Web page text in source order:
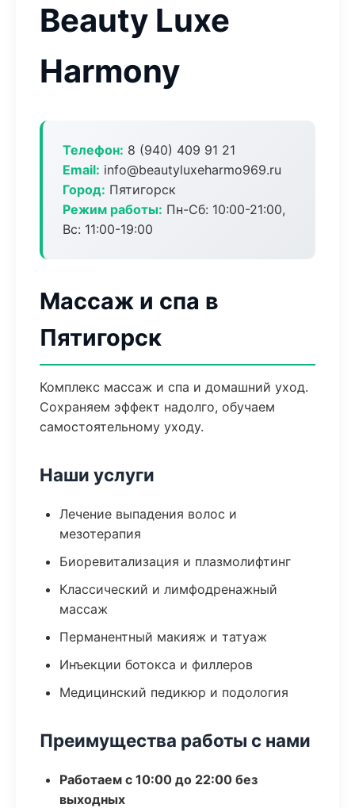
Beauty Luxe
Harmony
Телефон: 8 (940) 409 91 21
Email: info@beautyluxeharmo969.ru
Город: Пятигорск
Режим работы: Пн-Сб: 10:00-21:00,
Вс: 11:00-19:00
Массаж и спа в
Пятигорск
Комплекс массаж и спа и домашний уход.
Сохраняем эффект надолго, обучаем
самостоятельному уходу.
Наши услуги
Лечение выпадения волос и
мезотерапия
Биоревитализация и плазмолифтинг
Классический и лимфодренажный
массаж
Перманентный макияж и татуаж
Инъекции ботокса и филлеров
Медицинский педикюр и подология
Преимущества работы с нами
Работаем с 10:00 до 22:00 без
выходных